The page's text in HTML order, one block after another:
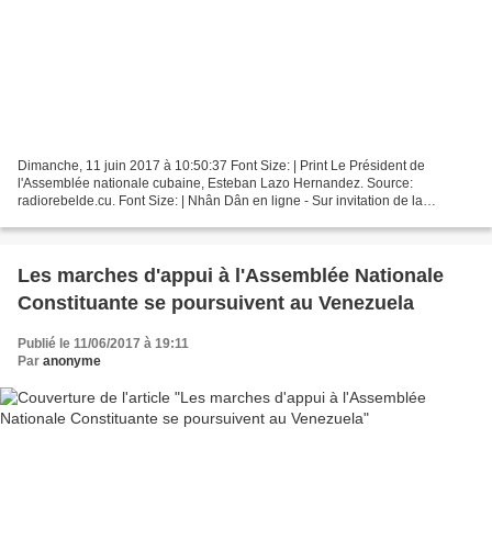
Dimanche, 11 juin 2017 à 10:50:37 Font Size: | Print Le Président de
l'Assemblée nationale cubaine, Esteban Lazo Hernandez. Source:
radiorebelde.cu. Font Size: | Nhân Dân en ligne - Sur invitation de la
Les marches d'appui à l'Assemblée Nationale
Constituante se poursuivent au Venezuela
Publié le 11/06/2017 à 19:11
Par anonyme